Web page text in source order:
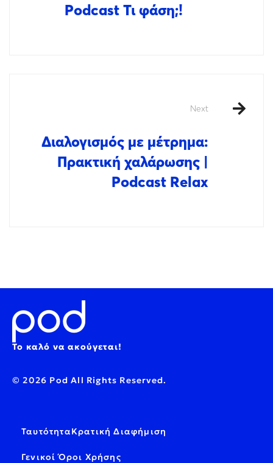
Podcast Τι φάση;!
Next
Διαλογισμός με μέτρημα:
Πρακτική χαλάρωσης |
Podcast Relax
Το καλό να ακούγεται!
© 2026 Pod All Rights Reserved.
ΤαυτότηταΚρατική Διαφήμιση
Γενικοί Όροι Χρήσης